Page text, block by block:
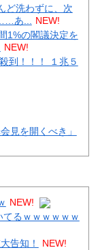
ど洗わずに、次
あ...
NEW!
1%の閣議決定を
NEW!
到！！！ １兆５
見を開くべき」
NEW!
るｗｗｗｗｗｗ
告知！
NEW!